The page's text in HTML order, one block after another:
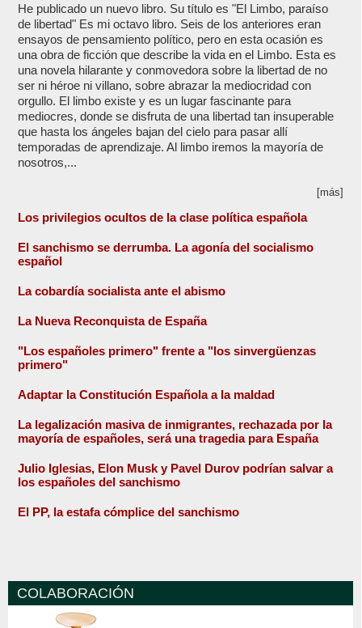
He publicado un nuevo libro. Su título es "El Limbo, paraíso
de libertad" Es mi octavo libro. Seis de los anteriores eran
ensayos de pensamiento político, pero en esta ocasión es
una obra de ficción que describe la vida en el Limbo. Esta es
una novela hilarante y conmovedora sobre la libertad de no
ser ni héroe ni villano, sobre abrazar la mediocridad con
orgullo. El limbo existe y es un lugar fascinante para
mediocres, donde se disfruta de una libertad tan insuperable
que hasta los ángeles bajan del cielo para pasar allí
temporadas de aprendizaje. Al limbo iremos la mayoría de
nosotros,...
[más]
Los privilegios ocultos de la clase política española
El sanchismo se derrumba. La agonía del socialismo
español
La cobardía socialista ante el abismo
La Nueva Reconquista de España
"Los españoles primero" frente a "los sinvergüenzas
primero"
Adaptar la Constitución Española a la maldad
La legalización masiva de inmigrantes, rechazada por la
mayoría de españoles, será una tragedia para España
Julio Iglesias, Elon Musk y Pavel Durov podrían salvar a
los españoles del sanchismo
El PP, la estafa cómplice del sanchismo
COLABORACIÓN